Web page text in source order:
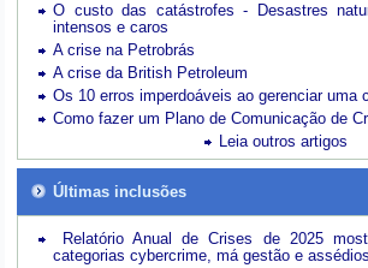
O custo das catástrofes -
Desastres
intensos e caros
A crise na Petrobrás
A crise da British Petroleum
Os 10 erros imperdoáveis ao gerenciar uma
Como fazer um Plano de Comunicação de
Leia outros artigos
Últimas inclusões
Relatório Anual de Crises de 2025
categorias cybercrime, má gestão e assédios